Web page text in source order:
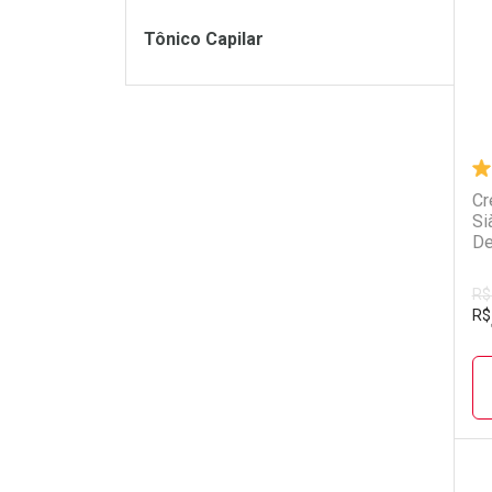
R$
Tônico Capilar